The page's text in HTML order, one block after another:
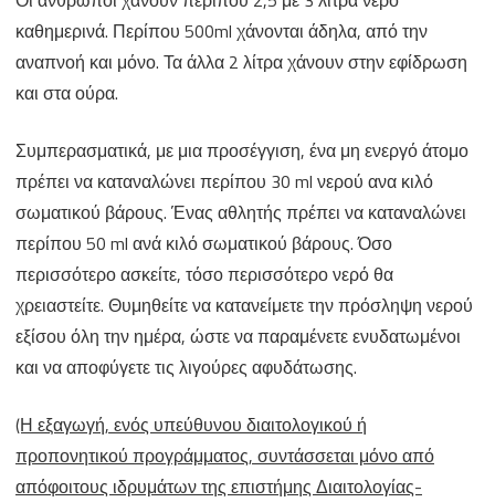
καθημερινά. Περίπου 500ml χάνονται άδηλα, από την
αναπνοή και μόνο. Τα άλλα 2 λίτρα χάνουν στην εφίδρωση
και στα ούρα.
Συμπερασματικά, με μια προσέγγιση, ένα μη ενεργό άτομο
πρέπει να καταναλώνει περίπου 30 ml νερού ανα κιλό
σωματικού βάρους. Ένας αθλητής πρέπει να καταναλώνει
περίπου 50 ml ανά κιλό σωματικού βάρους. Όσο
περισσότερο ασκείτε, τόσο περισσότερο νερό θα
χρειαστείτε. Θυμηθείτε να κατανείμετε την πρόσληψη νερού
εξίσου όλη την ημέρα, ώστε να παραμένετε ενυδατωμένοι
και να αποφύγετε τις λιγούρες αφυδάτωσης.
(Η εξαγωγή, ενός υπεύθυνου διαιτολογικού ή
προπονητικού προγράμματος, συντάσσεται μόνο από
απόφοιτους ιδρυμάτων της επιστήμης Διαιτολογίας-